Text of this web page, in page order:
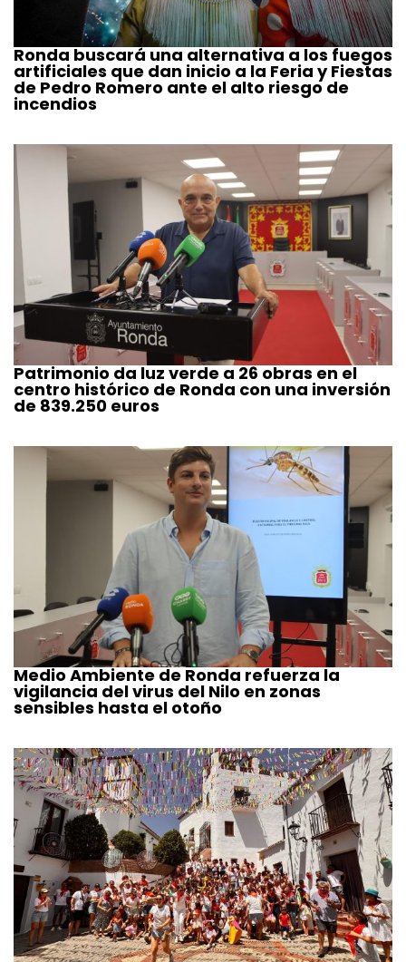
Ronda buscará una alternativa a los fuegos
artificiales que dan inicio a la Feria y Fiestas
de Pedro Romero ante el alto riesgo de
incendios
Patrimonio da luz verde a 26 obras en el
centro histórico de Ronda con una inversión
de 839.250 euros
Medio Ambiente de Ronda refuerza la
vigilancia del virus del Nilo en zonas
sensibles hasta el otoño